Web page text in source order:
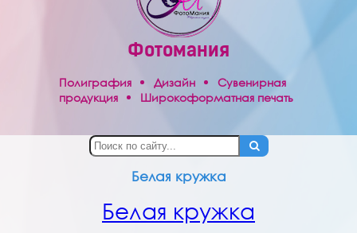
Фотомания
Полиграфия Дизайн
Сувенирная
продукция
Широкоформатная печать
Белая кружка
Белая кружка